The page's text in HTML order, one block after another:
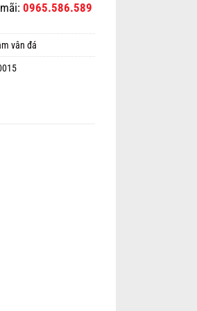
mãi:0965.586.589
vân đá